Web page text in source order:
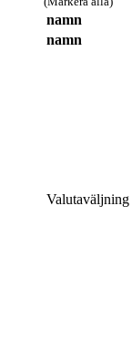
namn
namn
Valutaväljning